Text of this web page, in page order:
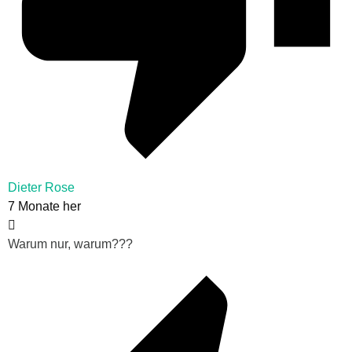
Dieter Rose
7 Monate her
Warum nur, warum???